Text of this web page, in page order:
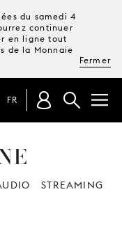
du samedi 4
continuer
en ligne tout
de la Monnaie
Fermer
FR
STREAMING